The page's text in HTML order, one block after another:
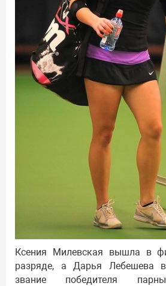
Ксения Милевская вышла в
разряде, а Дарья Лебешева
звание победителя